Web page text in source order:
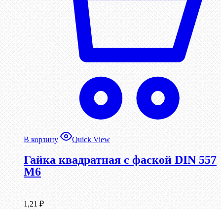
В корзину Quick View
Гайка квадратная с фаской DIN 557
М6
1,21 ₽